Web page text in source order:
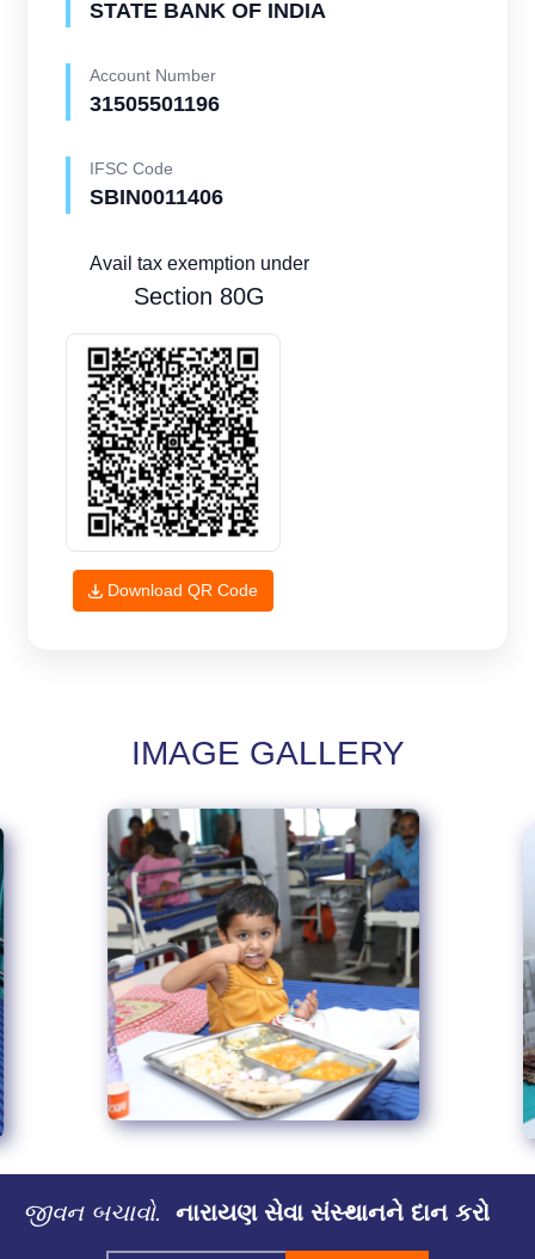
STATE BANK OF INDIA
Account Number
31505501196
IFSC Code
SBIN0011406
Avail tax exemption under
Section 80G
Download QR Code
IMAGE GALLERY
જીવન બચાવો. નારાયણ સેવા સંસ્થાનને દાન કરો